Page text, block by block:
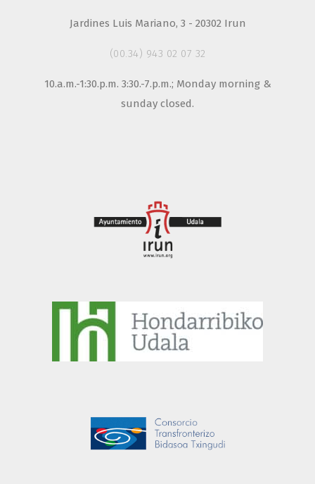
Jardines Luis Mariano, 3 - 20302 Irun
(00.34) 943 02 07 32
10.a.m.-1:30.p.m. 3:30.-7.p.m.; Monday morning &
sunday closed.